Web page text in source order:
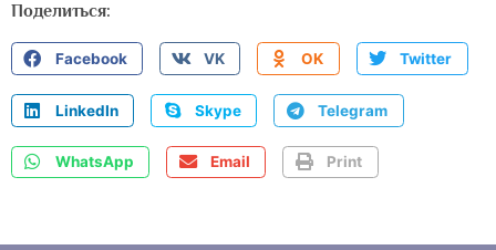
Поделиться:
Facebook VK OK Twitter
LinkedIn Skype Telegram
WhatsApp Email Print